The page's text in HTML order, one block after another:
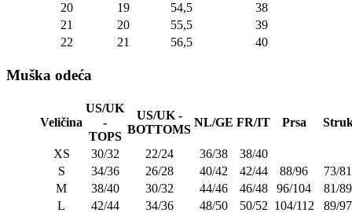
20
19 54,5
38
21
20 55,5
39
22
21 56,5 40
Muška odeća
Veličina
US/UK
-
TOPS
US/UK -
BOTTOMS
NL/GE FR/IT Prsa
XS 30/32 22/24 36/38
38/40
S
34/36 26/28 40/42 42/44 88/96
73/81
M
38/40 30/32 44/46 46/48 96/104
81/89
L
42/44 34/36 48/50 50/52 104/112
89/97